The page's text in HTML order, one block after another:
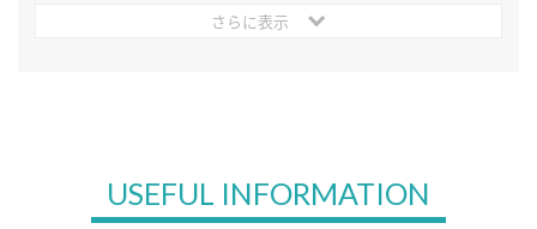
さらに表示
USEFUL INFORMATION